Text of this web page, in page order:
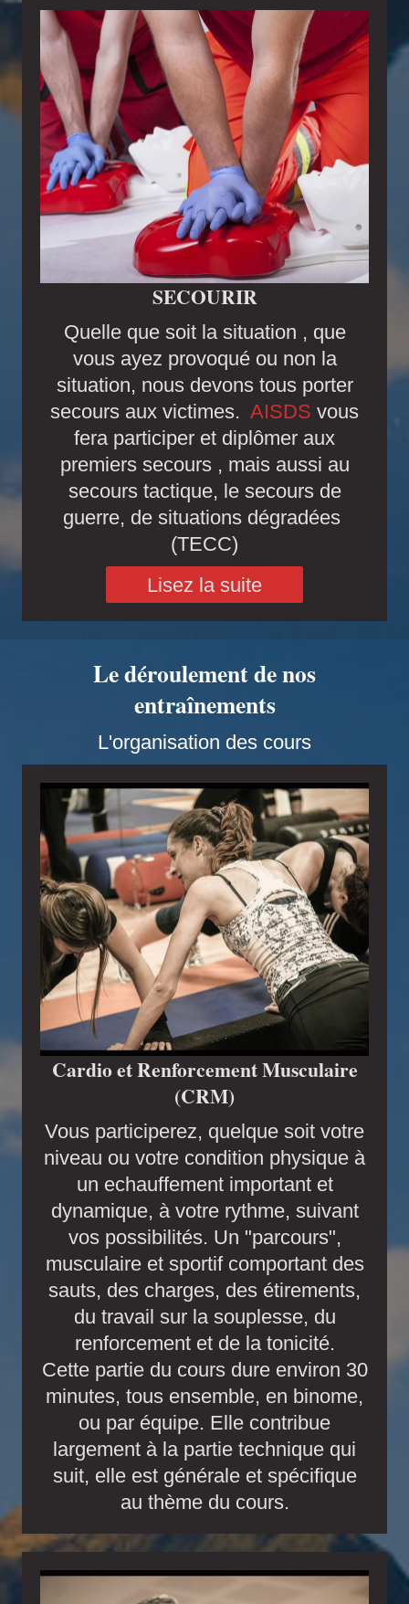
SECOURIR
Quelle que soit la situation , que
vous ayez provoqué ou non la
situation, nous devons tous porter
secours aux victimes. AISDS vous
fera participer et diplômer aux
premiers secours , mais aussi au
secours tactique, le secours de
guerre, de situations dégradées
(TECC)
Lisez la suite
Le déroulement de nos
entraînements
L'organisation des cours
Cardio et Renforcement Musculaire
(CRM)
Vous participerez, quelque soit votre
niveau ou votre condition physique à
un echauffement important et
dynamique, à votre rythme, suivant
vos possibilités. Un "parcours",
musculaire et sportif comportant des
sauts, des charges, des étirements,
du travail sur la souplesse, du
renforcement et de la tonicité.
Cette partie du cours dure environ 30
minutes, tous ensemble, en binome,
ou par équipe. Elle contribue
largement à la partie technique qui
suit, elle est générale et spécifique
au thème du cours.